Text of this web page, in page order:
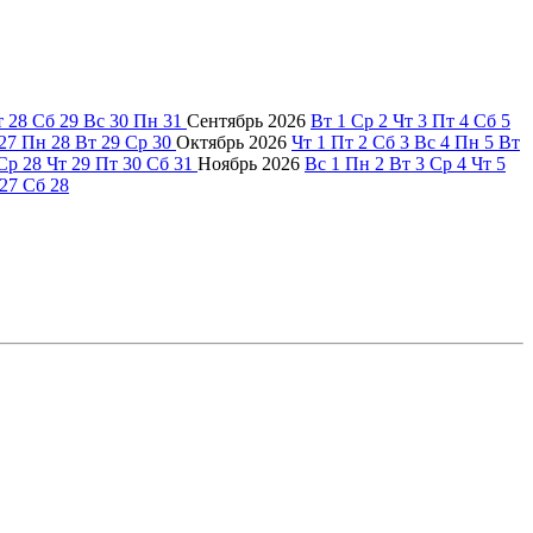
28 Сб 29 Вс 30 Пн 31 Сентябрь 2026 Вт 1 Ср 2 Чт 3 Пт 4 Сб 5
27 Пн 28 Вт 29 Ср 30 Октябрь 2026 Чт 1 Пт 2 Сб 3 Вс 4 Пн 5 Вт
28 Чт 29 Пт 30 Сб 31 Ноябрь 2026 Вс 1 Пн 2 Вт 3 Ср 4 Чт 5
27 Сб 28